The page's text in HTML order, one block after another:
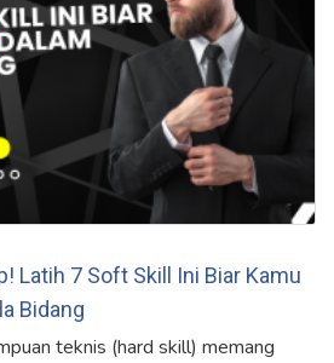
Latih 7 Soft Skill Ini Biar Kamu
Bidang
teknis (hard skill) memang